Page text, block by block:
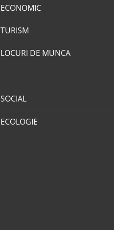
ECONOMIC
TURISM
LOCURI DE MUNCA
SOCIAL
ECOLOGIE